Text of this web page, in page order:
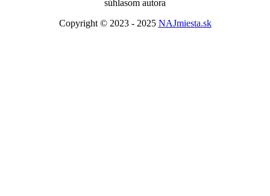
súhlasom autora
Copyright © 2023 - 2025 NAJmiesta.sk